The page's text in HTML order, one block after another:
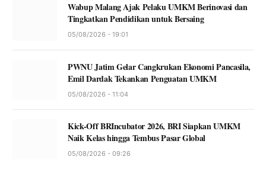
Wabup Malang Ajak Pelaku UMKM Berinovasi dan
Tingkatkan Pendidikan untuk Bersaing
05/08/2026 - 19:01
PWNU Jatim Gelar Cangkrukan Ekonomi Pancasila,
Emil Dardak Tekankan Penguatan UMKM
05/08/2026 - 11:04
Kick-Off BRIncubator 2026, BRI Siapkan UMKM
Naik Kelas hingga Tembus Pasar Global
05/08/2026 - 09:26